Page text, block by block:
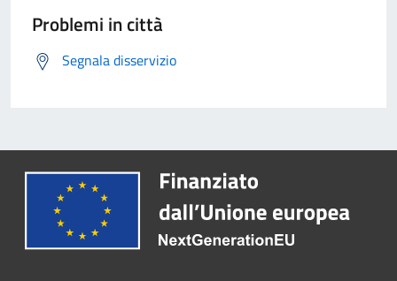
Problemi in città
Segnala disservizio